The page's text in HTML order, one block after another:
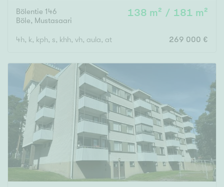
Asuinpinta-ala Kokonaispinta-ala
m²
Rakennusvuosi
Uudiskohteet
Vain uudiskohteet Ei uudiskohteita
Bölentie 146
Böle, Mustasaari
138 m² / 181 m²
4h, k, kph, s, khh, vh, aula, at 269 000 €